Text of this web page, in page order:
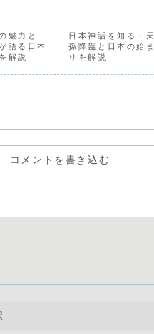
力を楽しもう！
すく解説します。
初心者にもおすす
めの入門ガイド！
魅力と
語る日本
解説
日本神話を知る：天
孫降臨と日本の始ま
りを解説
コメントを書き込む